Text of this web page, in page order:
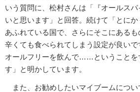
いう質問に、松村さんは「『オールス
いと思います」と回答。続けて「とに
あふれている国で、さらにそこにある
辛くても食べられてしまう設定が良いで
オールフリーを飲んで……ということを
す」と明かしています。
また、お勧めしたいマイブームについ